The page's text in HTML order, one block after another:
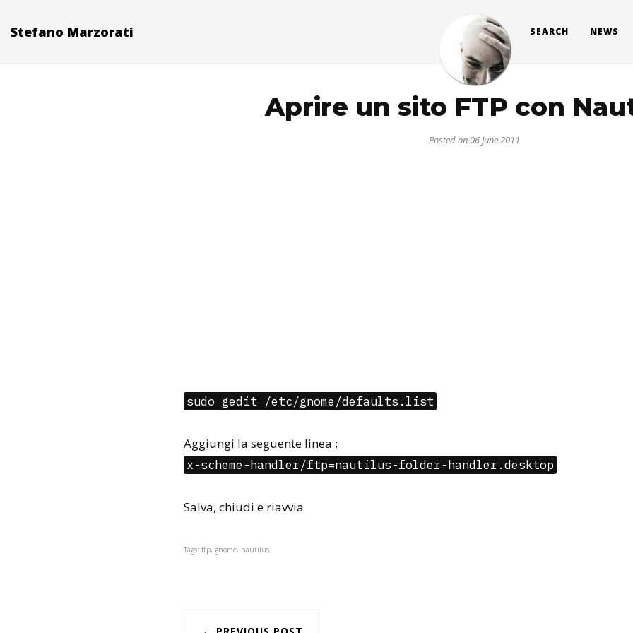
Stefano Marzorati SEARCH NEWS
Aprire un sito FTP con
Posted on 06 June 2011
sudo gedit /etc/gnome/defaults.list
Aggiungi la seguente linea :
x-scheme-handler/ftp=nautilus-folder-handler.desktop
Salva, chiudi e riavvia
Tags: ftp, gnome, nautilus